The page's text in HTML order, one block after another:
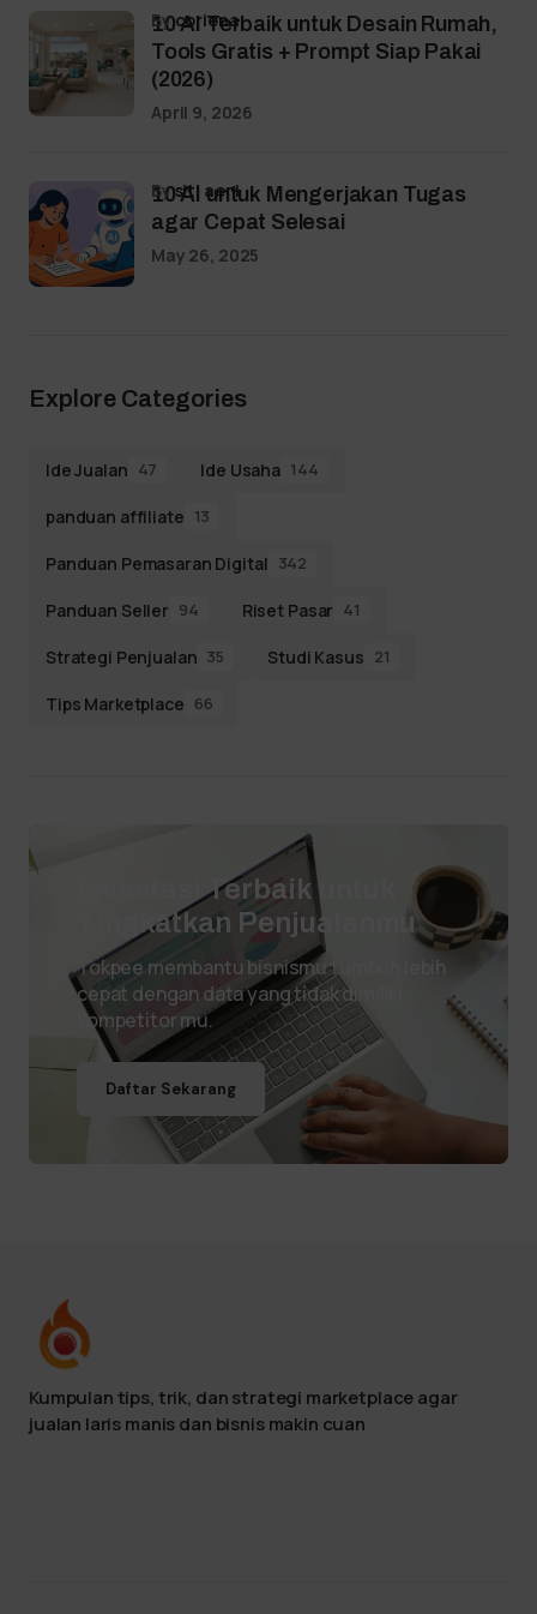
10 AI Terbaik untuk Desain Rumah,
Tools Gratis + Prompt Siap Pakai
(2026)
bycoriena
April 9, 2026
10 AI untuk Mengerjakan Tugas
agar Cepat Selesai
bysiti aeni
May 26, 2025
Explore Categories
Ide Jualan 47 Ide Usaha 144
panduan affiliate 13
Panduan Pemasaran Digital 342
Panduan Seller 94 Riset Pasar 41
Strategi Penjualan 35 Studi Kasus 21
Tips Marketplace 66
Investasi Terbaik untuk
Tingkatkan Penjualanmu
Tokpee membantu bisnismu tumbuh lebih
cepat dengan data yang tidak dimiliki
kompetitor mu.
Daftar Sekarang
Kumpulan tips, trik, dan strategi marketplace agar
jualan laris manis dan bisnis makin cuan